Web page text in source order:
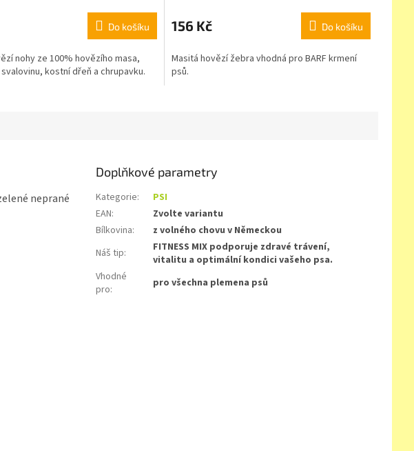
Do košíku
nohy ze 100% hovězího masa,
kostní dřeň a chrupavku.
156 Kč Do košíku
Masitá hovězí žebra vhodná pro BARF krmení
psů.
neprané
Doplňkové parametry
Kategorie:
PSI
EAN:
Zvolte variantu
Bílkovina:
z volného chovu v Německou
Náš tip:
FITNESS MIX podporuje zdravé trávení,
vitalitu a optimální kondici vašeho psa.
Vhodné
pro: pro všechna plemena psů